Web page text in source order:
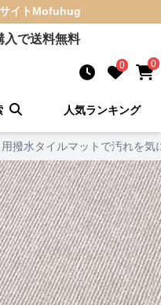
イト Mofuhug
入で送料無料
0 0
人気ランキング
撥水タイルマットで汚れを